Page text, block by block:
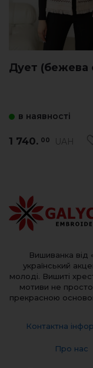
Дует (бежева
в наявності
1 740. 00 UAH
Вишиванка
український
молоді. Вишиті
мотиви не
прекрасною
Контактна
Про нас